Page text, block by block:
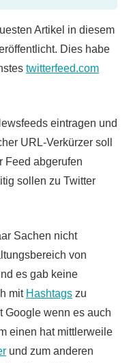
Artikel in diesem
Dies habe
twitterfeed.com
eintragen und
URL-Verkürzer soll
Feed abgerufen
sollen zu Twitter
Sachen nicht
von
es gab keine
mit Hashtags zu
Google wenn es auch
einen hat mittlerweile
und zum anderen